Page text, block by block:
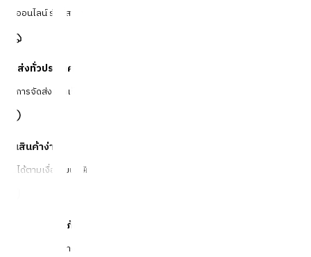
สั่งออนไลน์ รับที่สาขา
จัดส่งทั่วประเทศ
บริการจัดส่งรวดเร็ว
คืนสินค้าง่าย
คืนได้ตามเงื่อนไขบริษัท
ชำระเงินปลอดภัย
หลากหลายช่องทาง